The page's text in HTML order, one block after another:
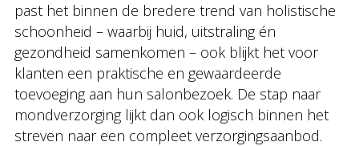
past het binnen de bredere trend van holistische
schoonheid – waarbij huid, uitstraling én
gezondheid samenkomen – ook blijkt het voor
klanten een praktische en gewaardeerde
toevoeging aan hun salonbezoek. De stap naar
mondverzorging lijkt dan ook logisch binnen het
streven naar een compleet verzorgingsaanbod.